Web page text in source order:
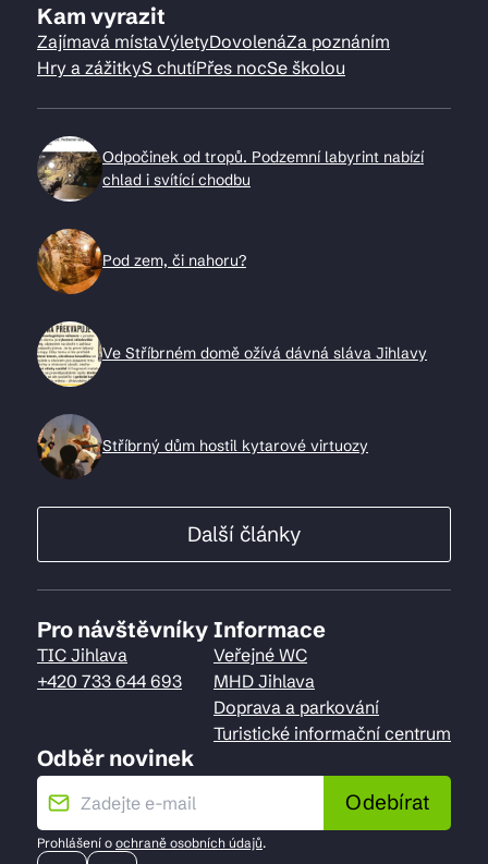
Kam vyrazit
Zajímavá místaVýletyDovolenáZa poznáním
Hry a zážitkyS chutíPřes nocSe školou
Odpočinek od tropů. Podzemní labyrint nabízí
chlad i svítící chodbu
Pod zem, či nahoru?
Ve Stříbrném domě ožívá dávná sláva Jihlavy
Stříbrný dům hostil kytarové virtuozy
Další články
Pro návštěvníky
TIC Jihlava
+420 733 644 693
Informace
Veřejné WC
MHD Jihlava
Doprava a parkování
Turistické informační centrum
Odběr novinek
Odebírat
Prohlášení o ochraně osobních údajů.